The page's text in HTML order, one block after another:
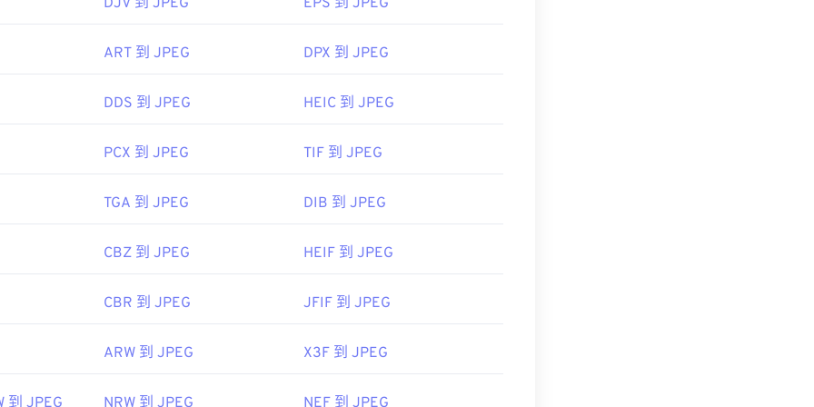
DJV 到 JPEG EPS 到 JPEG
ART 到 JPEG DPX 到 JPEG
DDS 到 JPEG HEIC 到 JPEG
PCX 到 JPEG TIF 到 JPEG
TGA 到 JPEG DIB 到 JPEG
CBZ 到 JPEG HEIF 到 JPEG
CBR 到 JPEG JFIF 到 JPEG
ARW 到 JPEG X3F 到 JPEG
到 JPEG NRW 到 JPEG NEF 到 JPEG